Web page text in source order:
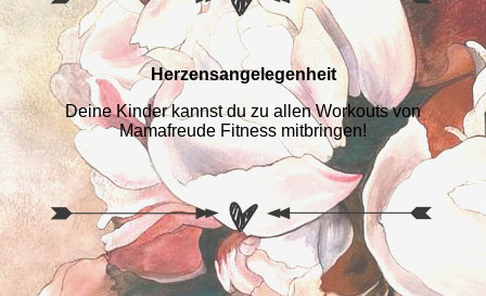
Herzensangelegenheit
Deine Kinder kannst du zu allen Workouts von
Mamafreude Fitness mitbringen!